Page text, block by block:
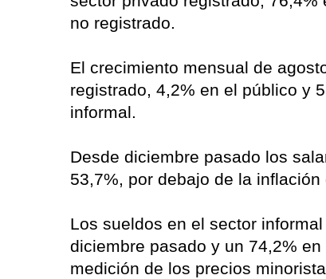
no registrado.
El crecimiento mensual de
registrado, 4,2% en el público y
informal.
Desde diciembre pasado los
53,7%, por debajo de la
Los sueldos en el sector
diciembre pasado y un 74,2%
medición de los precios